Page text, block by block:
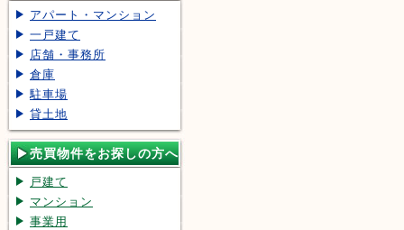
アパート・マンション
一戸建て
店舗・事務所
倉庫
駐車場
貸土地
売買物件をお探しの方へ
戸建て
マンション
事業用